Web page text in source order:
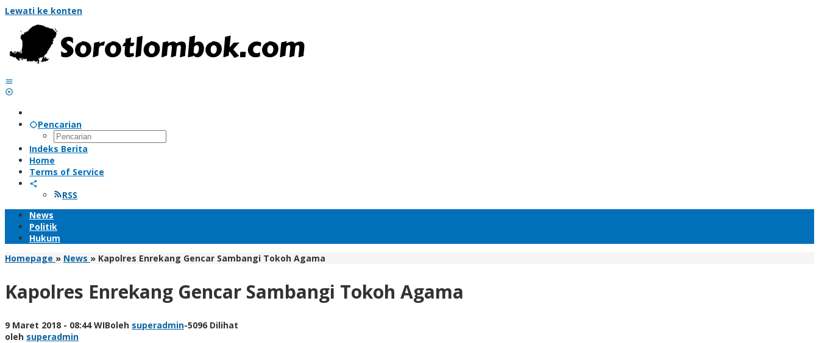
Lewati ke konten
Pencarian
Indeks Berita
Home
Terms of Service
RSS
News
Politik
Hukum
Homepage » News » Kapolres Enrekang Gencar Sambangi Tokoh Agama
Kapolres Enrekang Gencar Sambangi Tokoh Agama
9 Maret 2018 - 08:44 WIBoleh superadmin-5096 Dilihat
oleh superadmin